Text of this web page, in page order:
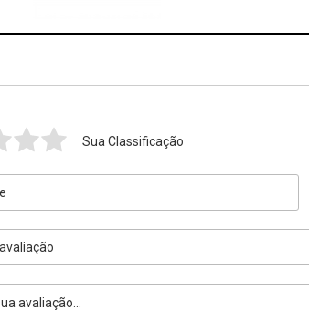
Sua Classificação